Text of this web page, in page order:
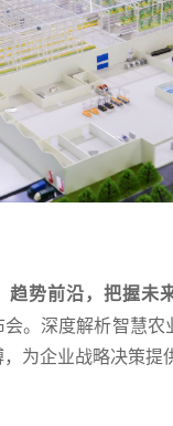
趋势前沿，把握未
。深度解析智慧
为企业战略决策提